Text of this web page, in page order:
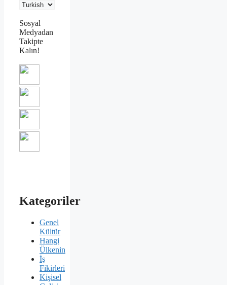
Sosyal
Medyadan
Takipte
Kalın!
Kategoriler
Genel
Kültür
Hangi
Ülkenin
İş
Fikirleri
Kişisel